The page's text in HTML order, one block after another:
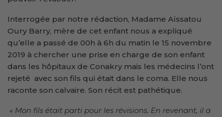
Interrogée par notre rédaction, Madame Aïssatou
Oury Barry, mère de cet enfant nous a expliqué
qu’elle a passé de 00h à 6h du matin le 15 novembre
2019 à chercher une prise en charge de son enfant
dans les hôpitaux de Conakry mais les médecins l’ont
rejeté avec son fils qui était dans le coma. Elle nous
raconte son calvaire. Son récit est pathétique.
« Mon fils était parti pour les révisions. En revenant, il a